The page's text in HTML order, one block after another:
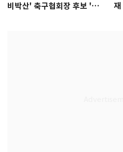
비박산' 축구협회장 후보 '실